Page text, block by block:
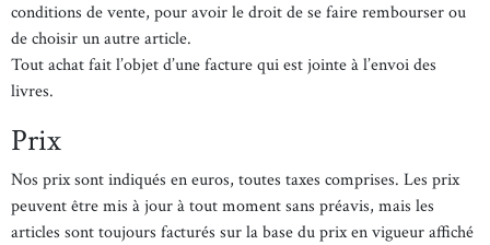
conditions de vente, pour avoir le droit de se faire rembourser ou
de choisir un autre article.
Tout achat fait l’objet d’une facture qui est jointe à l’envoi des
livres.
Prix
Nos prix sont indiqués en euros, toutes taxes comprises. Les prix
peuvent être mis à jour à tout moment sans préavis, mais les
articles sont toujours facturés sur la base du prix en vigueur affiché